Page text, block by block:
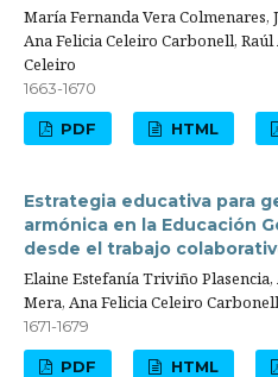
María Fernanda Vera Colmenares,
Ana Felicia Celeiro Carbonell,
Celeiro
1663-1670
PDF HTML
Estrategia educativa para
armónica en la Educación
desde el trabajo
Elaine Estefanía Triviño
Mera, Ana Felicia Celeiro
1671-1679
PDF HTML